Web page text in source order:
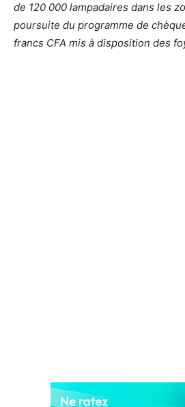
de 120 000 lampadaires dans les
poursuite du programme de
francs CFA mis à disposition des